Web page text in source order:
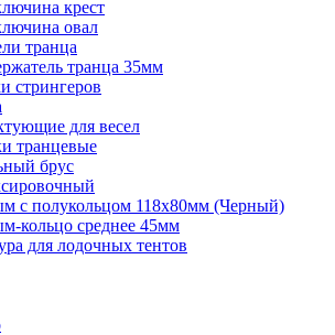
крест
овал
транца
транца 35мм
стрингеров
для весел
транцевые
брус
с полукольцом 118х80мм (Черный)
кольцо среднее 45мм
для лодочных тентов